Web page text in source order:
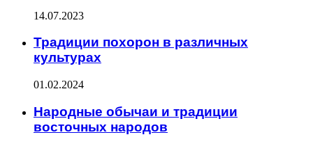
14.07.2023
Традиции похорон в различных
культурах
01.02.2024
Народные обычаи и традиции
восточных народов